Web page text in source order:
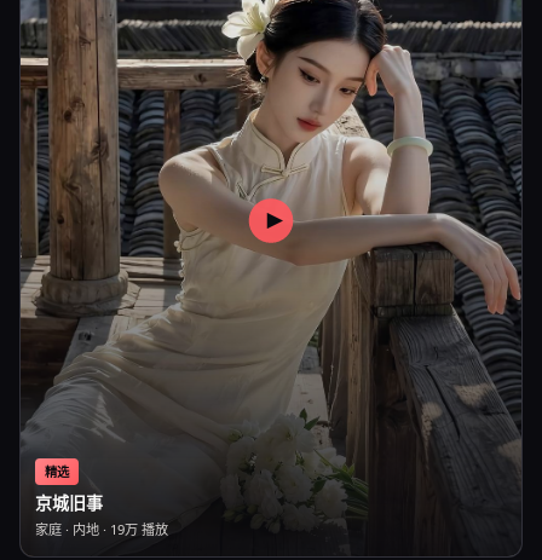
精选
京城旧事
家庭 · 内地 · 19万 播放